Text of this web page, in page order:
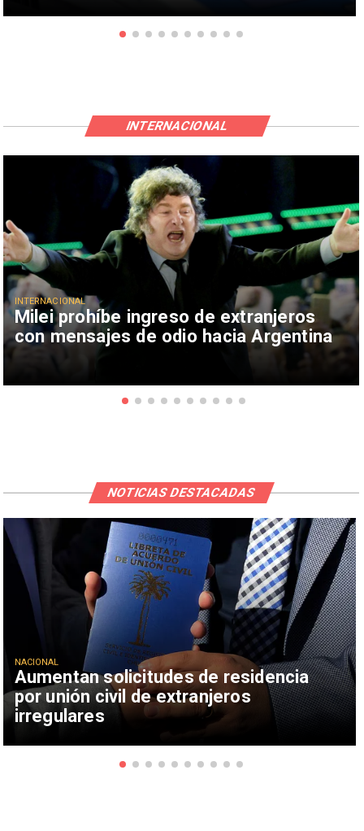
Milei prohíbe ingreso de extranjeros
con mensajes de odio hacia Argentina
INTERNACIONAL
INTERNACIONAL
Aumentan solicitudes de residencia
por unión civil de extranjeros
irregulares
NACIONAL
NOTICIAS DESTACADAS